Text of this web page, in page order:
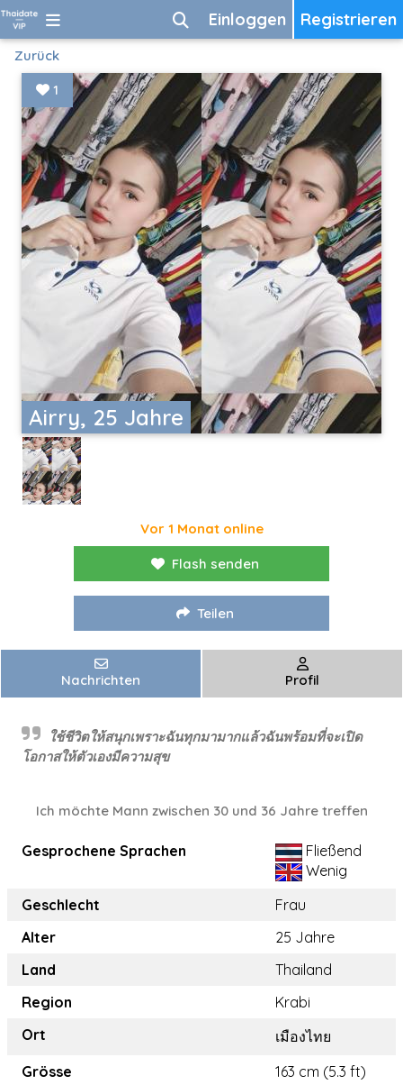
Registrieren
Einloggen
Zurück
Airry, 25 Jahre
1
Vor 1 Monat online
Flash senden
Teilen
Nachrichten Profil
ใช้ชีวิตให้สนุกเพราะฉันทุกมามากแล้วฉันพร้อมที่จะเปิด
โอกาสให้ตัวเองมีความสุข
Ich möchte Mann zwischen 30 und 36 Jahre treffen
Gesprochene Sprachen
Fließend
Wenig
Geschlecht
Frau
Alter
25 Jahre
Land
Thailand
Region
Krabi
Ort
เมืองไทย
Grösse
163 cm (5.3 ft)